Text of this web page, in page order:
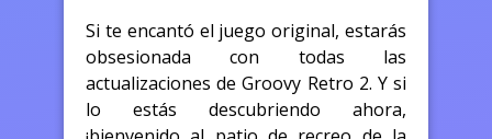
Si te encantó el juego original, estarás
obsesionada con todas las
actualizaciones de Groovy Retro 2. Y si
lo estás descubriendo ahora,